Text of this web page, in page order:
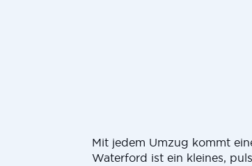
Mit jedem Umzug kommt
Waterford ist ein kleines,